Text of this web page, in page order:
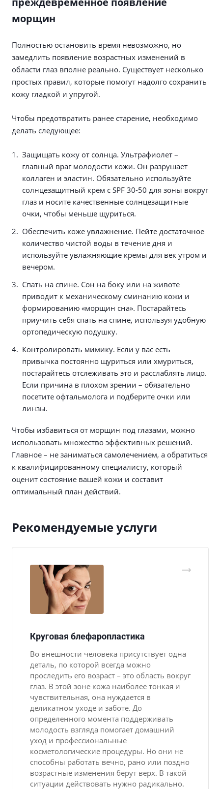
морщин
Полностью остановить время невозможно, но
замедлить появление возрастных изменений в
области глаз вполне реально. Существует несколько
простых правил, которые помогут надолго сохранить
кожу гладкой и упругой.
Чтобы предотвратить ранее старение, необходимо
делать следующее:
Защищать кожу от солнца. Ультрафиолет –
главный враг молодости кожи. Он разрушает
коллаген и эластин. Обязательно используйте
солнцезащитный крем с SPF 30-50 для зоны вокруг
глаз и носите качественные солнцезащитные
очки, чтобы меньше щуриться.
Обеспечить коже увлажнение. Пейте достаточное
количество чистой воды в течение дня и
используйте увлажняющие кремы для век утром и
вечером.
Спать на спине. Сон на боку или на животе
приводит к механическому сминанию кожи и
формированию «морщин сна». Постарайтесь
приучить себя спать на спине, используя удобную
ортопедическую подушку.
Контролировать мимику. Если у вас есть
привычка постоянно щуриться или хмуриться,
постарайтесь отслеживать это и расслаблять лицо.
Если причина в плохом зрении – обязательно
посетите офтальмолога и подберите очки или
линзы.
Чтобы избавиться от морщин под глазами, можно
использовать множество эффективных решений.
Главное – не заниматься самолечением, а обратиться
к квалифицированному специалисту, который
оценит состояние вашей кожи и составит
оптимальный план действий.
Рекомендуемые услуги
Круговая блефаропластика
Во внешности человека присутствует одна
деталь, по которой всегда можно
проследить его возраст – это область вокруг
глаз. В этой зоне кожа наиболее тонкая и
чувствительная, она нуждается в
деликатном уходе и заботе. До
определенного момента поддерживать
молодость взгляда помогает домашний
уход и профессиональные
косметологические процедуры. Но они не
способны работать вечно, рано или поздно
возрастные изменения берут верх. В такой
ситуации действовать нужно радикально.